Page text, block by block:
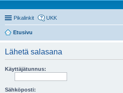
Pikalinkit UKK
Etusivu
Lähetä salasana
Käyttäjätunnus:
Sähköposti: